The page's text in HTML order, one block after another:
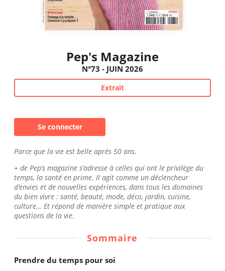
Pep's Magazine
N°73 - JUIN 2026
Extrait
Se connecter
Parce que la vie est belle après 50 ans.
+ de Pep’s magazine s’adresse à celles qui ont le privilège du
temps, la santé en prime. Il agit comme un déclencheur
d’envies et de nouvelles expériences, dans tous les domaines
du bien vivre : santé, beauté, mode, déco, jardin, cuisine,
culture… Et répond de manière simple et pratique aux
questions de la vie.
Sommaire
Prendre du temps pour soi